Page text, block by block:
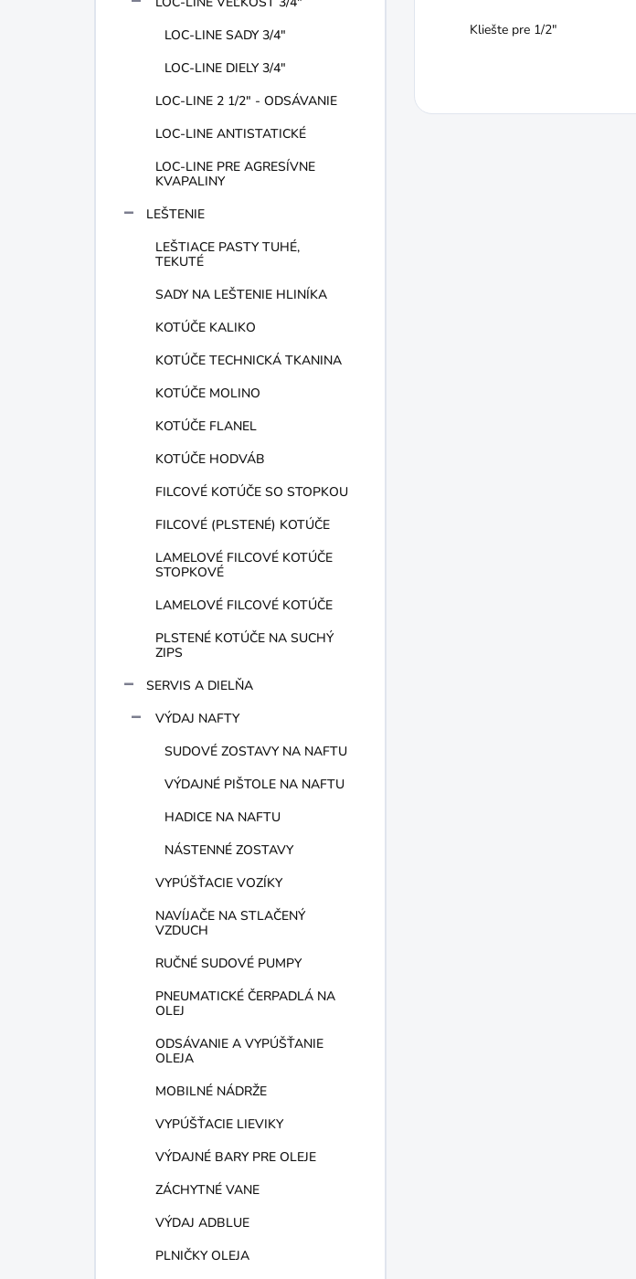
LOC-LINE SADY 3/4"
LOC-LINE DIELY 3/4"
LOC-LINE 2 1/2" - ODSÁVANIE
LOC-LINE ANTISTATICKÉ
LOC-LINE PRE AGRESÍVNE
KVAPALINY
LEŠTENIE
LEŠTIACE PASTY TUHÉ,
TEKUTÉ
SADY NA LEŠTENIE HLINÍKA
KOTÚČE KALIKO
KOTÚČE TECHNICKÁ TKANINA
KOTÚČE MOLINO
KOTÚČE FLANEL
KOTÚČE HODVÁB
FILCOVÉ KOTÚČE SO STOPKOU
FILCOVÉ (PLSTENÉ) KOTÚČE
LAMELOVÉ FILCOVÉ KOTÚČE
STOPKOVÉ
LAMELOVÉ FILCOVÉ KOTÚČE
PLSTENÉ KOTÚČE NA SUCHÝ
ZIPS
SERVIS A DIELŇA
VÝDAJ NAFTY
SUDOVÉ ZOSTAVY NA NAFTU
VÝDAJNÉ PIŠTOLE NA NAFTU
HADICE NA NAFTU
NÁSTENNÉ ZOSTAVY
VYPÚŠŤACIE VOZÍKY
NAVÍJAČE NA STLAČENÝ
VZDUCH
RUČNÉ SUDOVÉ PUMPY
PNEUMATICKÉ ČERPADLÁ NA
OLEJ
ODSÁVANIE A VYPÚŠŤANIE
OLEJA
MOBILNÉ NÁDRŽE
VYPÚŠŤACIE LIEVIKY
VÝDAJNÉ BARY PRE OLEJE
ZÁCHYTNÉ VANE
VÝDAJ ADBLUE
PLNIČKY OLEJA
Kliešte pre 1/2"